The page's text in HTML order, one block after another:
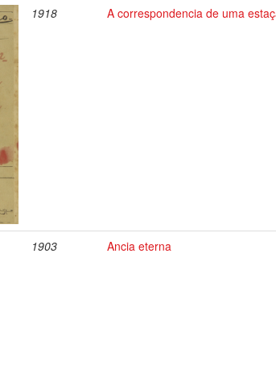
1918 A correspondencia de uma
1903 Ancia eterna